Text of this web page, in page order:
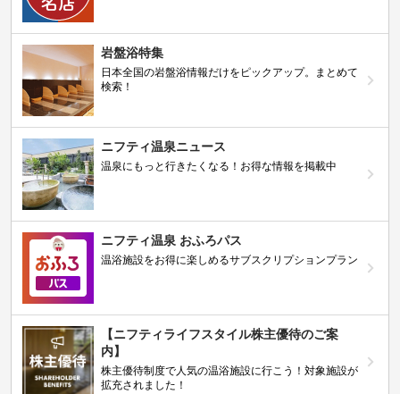
岩盤浴特集
日本全国の岩盤浴情報だけをピックアップ。まとめて
検索！
ニフティ温泉ニュース
温泉にもっと行きたくなる！お得な情報を掲載中
ニフティ温泉 おふろパス
温浴施設をお得に楽しめるサブスクリプションプラン
【ニフティライフスタイル株主優待のご案
内】
株主優待制度で人気の温浴施設に行こう！対象施設が
拡充されました！